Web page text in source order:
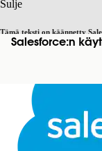
Sulje
Tämä teksti on käännetty
täältä. Vaihda englantiin
Sulje
Salesforce:n